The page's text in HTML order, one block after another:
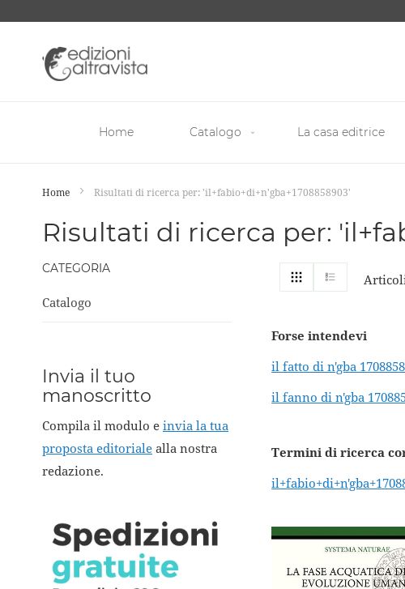
contenuto
Home Catalogo La casa editrice
Home Risultati di ricerca per: 'il+fabio+di+n'gba+1708858903'
Risultati di ricerca per:
Mostra
come
Griglia
Forse intendevi
il fatto di n'gba
il fanno di n'gba
Termini di ricerca
CATEGORIA
Catalogo
Invia il tuo
manoscritto
Compila il modulo e invia la tua
proposta editoriale alla nostra
redazione.